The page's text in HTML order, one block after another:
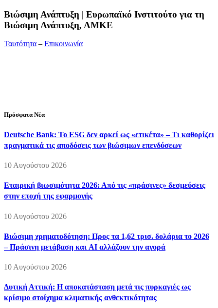
Bιώσιμη Ανάπτυξη | Ευρωπαϊκό Ινστιτούτο για τη
Βιώσιμη Ανάπτυξη, ΑΜΚΕ
Ταυτότητα – Επικοινωνία
Πρόσφατα Νέα
Deutsche Bank: Το ESG δεν αρκεί ως «ετικέτα» – Τι καθορίζει
πραγματικά τις αποδόσεις των βιώσιμων επενδύσεων
10 Αυγούστου 2026
Εταιρική βιωσιμότητα 2026: Από τις «πράσινες» δεσμεύσεις
στην εποχή της εφαρμογής
10 Αυγούστου 2026
Βιώσιμη χρηματοδότηση: Προς τα 1,62 τρισ. δολάρια το 2026
– Πράσινη μετάβαση και AI αλλάζουν την αγορά
10 Αυγούστου 2026
Δυτική Αττική: Η αποκατάσταση μετά τις πυρκαγιές ως
κρίσιμο στοίχημα κλιματικής ανθεκτικότητας